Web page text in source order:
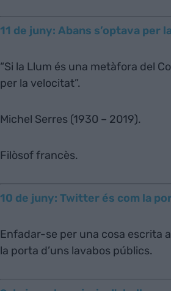
11 de juny: Abans s’optava
“Si la Llum és una metàfora del
per la velocitat”.
Michel Serres (1930 – 2019).
Filòsof francès.
10 de juny: Twitter és com la
Enfadar-se per una cosa escrita
la porta d’uns lavabos públics.